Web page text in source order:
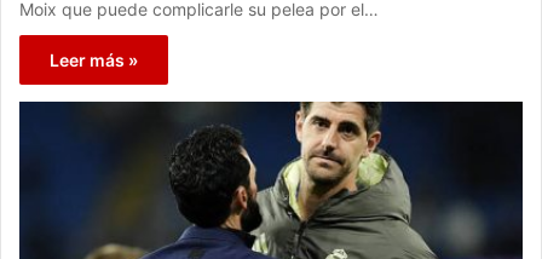
Moix que puede complicarle su pelea por el…
Leer más »